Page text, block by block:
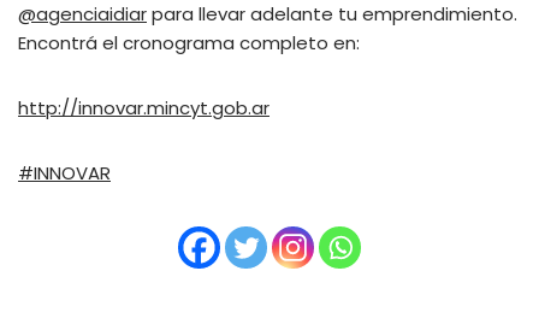
@agenciaidiarpara llevar adelante tu emprendimiento.
Encontrá el cronograma completo en:
http://innovar.mincyt.gob.ar
#INNOVAR